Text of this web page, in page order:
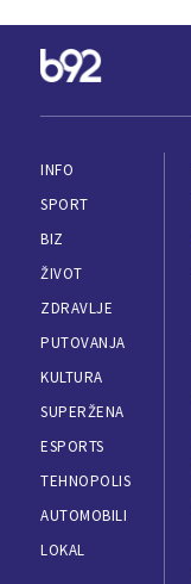
INFO
SPORT
BIZ
ŽIVOT
ZDRAVLJE
PUTOVANJA
KULTURA
SUPERŽENA
ESPORTS
TEHNOPOLIS
AUTOMOBILI
LOKAL